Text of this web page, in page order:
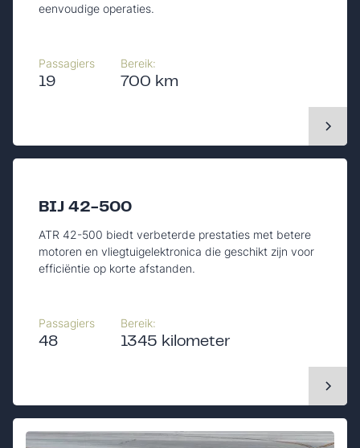
eenvoudige operaties.
Passagiers
19
Bereik:
700 km
BIJ 42-500
ATR 42-500 biedt verbeterde prestaties met betere
motoren en vliegtuigelektronica die geschikt zijn voor
efficiëntie op korte afstanden.
Passagiers
48
Bereik:
1345 kilometer